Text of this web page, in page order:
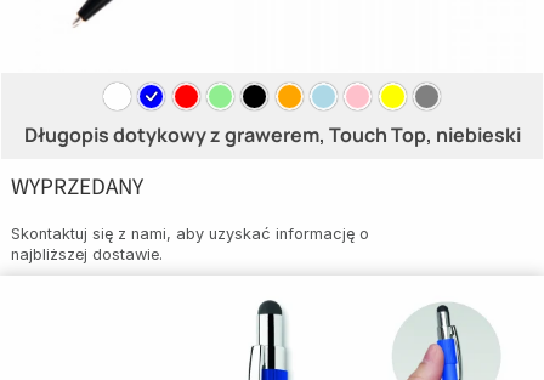
Długopis dotykowy z grawerem, Touch Top, niebieski
WYPRZEDANY
Skontaktuj się z nami, aby uzyskać informację o
najbliższej dostawie.